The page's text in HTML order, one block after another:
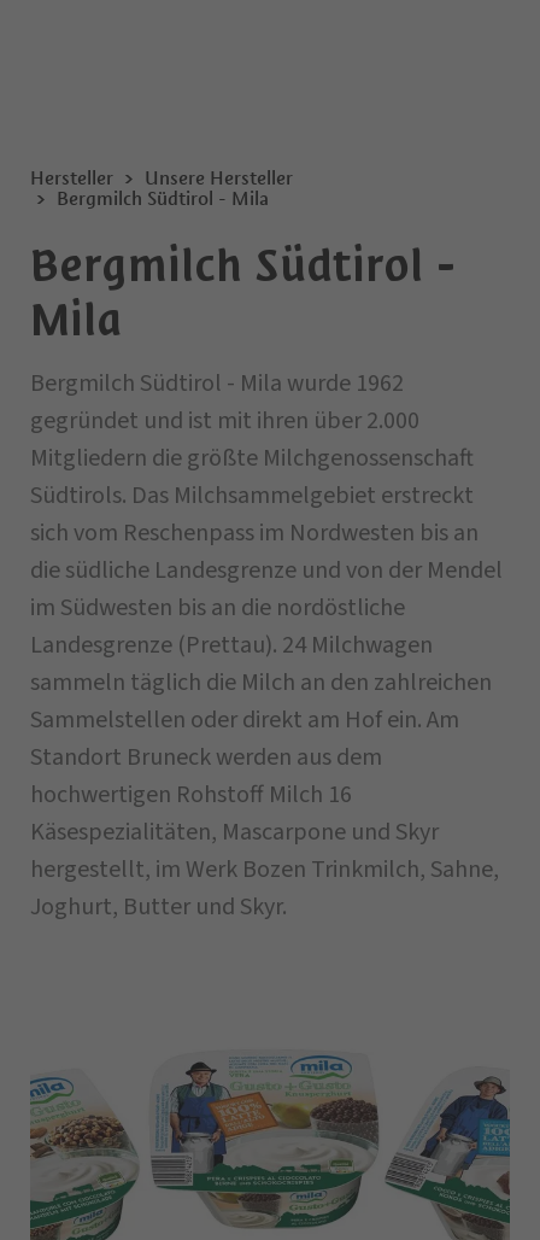
Hersteller
Unsere Hersteller
Bergmilch Südtirol - Mila
Bergmilch Südtirol -
Mila
Bergmilch Südtirol - Mila wurde 1962
gegründet und ist mit ihren über 2.000
Mitgliedern die größte Milchgenossenschaft
Südtirols. Das Milchsammelgebiet erstreckt
sich vom Reschenpass im Nordwesten bis an
die südliche Landesgrenze und von der Mendel
im Südwesten bis an die nordöstliche
Landesgrenze (Prettau). 24 Milchwagen
sammeln täglich die Milch an den zahlreichen
Sammelstellen oder direkt am Hof ein. Am
Standort Bruneck werden aus dem
hochwertigen Rohstoff Milch 16
Käsespezialitäten, Mascarpone und Skyr
hergestellt, im Werk Bozen Trinkmilch, Sahne,
Joghurt, Butter und Skyr.